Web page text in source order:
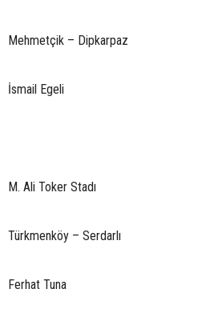
Mehmetçik – Dipkarpaz
İsmail Egeli
M. Ali Toker Stadı
Türkmenköy – Serdarlı
Ferhat Tuna